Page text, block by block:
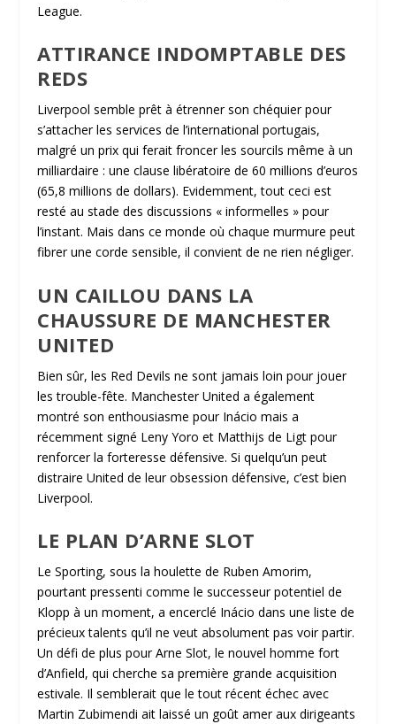
League.
ATTIRANCE INDOMPTABLE DES
REDS
Liverpool semble prêt à étrenner son chéquier pour
s’attacher les services de l’international portugais,
malgré un prix qui ferait froncer les sourcils même à un
milliardaire : une clause libératoire de 60 millions d’euros
(65,8 millions de dollars). Evidemment, tout ceci est
resté au stade des discussions « informelles » pour
l’instant. Mais dans ce monde où chaque murmure peut
fibrer une corde sensible, il convient de ne rien négliger.
UN CAILLOU DANS LA
CHAUSSURE DE MANCHESTER
UNITED
Bien sûr, les Red Devils ne sont jamais loin pour jouer
les trouble-fête. Manchester United a également
montré son enthousiasme pour Inácio mais a
récemment signé Leny Yoro et Matthijs de Ligt pour
renforcer la forteresse défensive. Si quelqu’un peut
distraire United de leur obsession défensive, c’est bien
Liverpool.
LE PLAN D’ARNE SLOT
Le Sporting, sous la houlette de Ruben Amorim,
pourtant pressenti comme le successeur potentiel de
Klopp à un moment, a encerclé Inácio dans une liste de
précieux talents qu’il ne veut absolument pas voir partir.
Un défi de plus pour Arne Slot, le nouvel homme fort
d’Anfield, qui cherche sa première grande acquisition
estivale. Il semblerait que le tout récent échec avec
Martin Zubimendi ait laissé un goût amer aux dirigeants